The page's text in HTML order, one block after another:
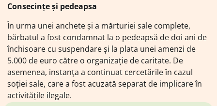
Consecințe și pedeapsa
În urma unei anchete și a mărturiei sale complete,
bărbatul a fost condamnat la o pedeapsă de doi ani de
închisoare cu suspendare și la plata unei amenzi de
5.000 de euro către o organizație de caritate. De
asemenea, instanța a continuat cercetările în cazul
soției sale, care a fost acuzată separat de implicare în
activitățile ilegale.